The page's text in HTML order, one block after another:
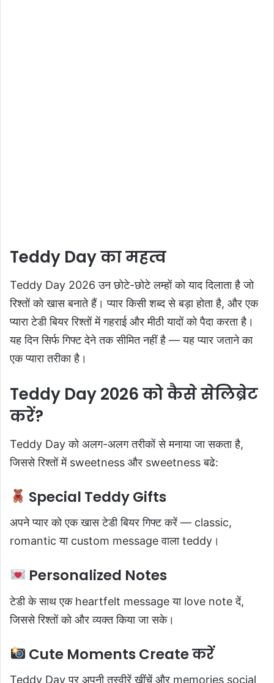
Teddy Day का महत्व
Teddy Day 2026 उन छोटे-छोटे लम्हों को याद दिलाता है जो
रिश्तों को खास बनाते हैं। प्यार किसी शब्द से बड़ा होता है, और एक
प्यारा टेडी बियर रिश्तों में गहराई और मीठी यादों को पैदा करता है।
यह दिन सिर्फ गिफ्ट देने तक सीमित नहीं है — यह प्यार जताने का
एक प्यारा तरीका है।
Teddy Day 2026 को कैसे सेलिब्रेट
करें?
Teddy Day को अलग-अलग तरीकों से मनाया जा सकता है,
जिससे रिश्तों में sweetness और sweetness बढे:
Special Teddy Gifts
अपने प्यार को एक खास टेडी बियर गिफ्ट करें — classic,
romantic या custom message वाला teddy।
Personalized Notes
टेडी के साथ एक heartfelt message या love note दें,
जिससे रिश्तों को और व्यक्त किया जा सके।
Cute Moments Create करें
Teddy Day पर अपनी तस्वीरें खींचें और memories social